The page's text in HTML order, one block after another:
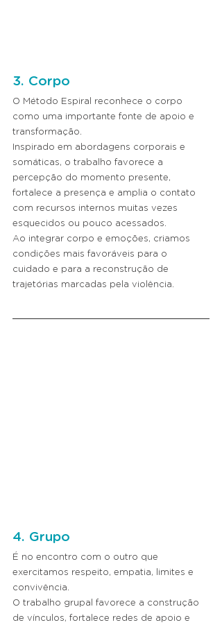
3. Corpo
O Método Espiral reconhece o corpo
como uma importante fonte de apoio e
transformação.
Inspirado em abordagens corporais e
somáticas, o trabalho favorece a
percepção do momento presente,
fortalece a presença e amplia o contato
com recursos internos muitas vezes
esquecidos ou pouco acessados.
Ao integrar corpo e emoções, criamos
condições mais favoráveis para o
cuidado e para a reconstrução de
trajetórias marcadas pela violência.
4. Grupo
É no encontro com o outro que
exercitamos respeito, empatia, limites e
convivência.
O trabalho grupal favorece a construção
de vínculos, fortalece redes de apoio e